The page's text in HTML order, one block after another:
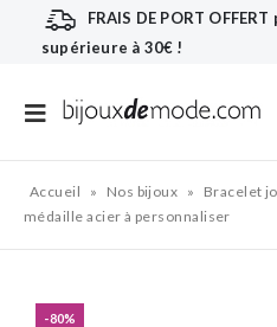
FRAIS DE PORT OFFERT
supérieure à 30€ !
Accueil » Nos bijoux »
Bracelet
médaille acier à personnaliser
-80%